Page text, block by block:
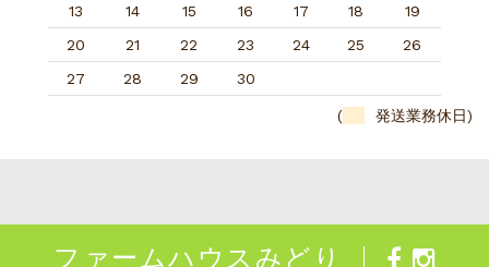
13
14 15 16 17 18
19
20
21 22 23 24 25
26
27
28 29 30
( 発送業務休日)